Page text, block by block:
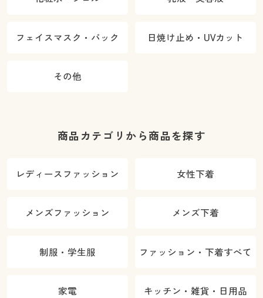
フェイスマスク・パック 日焼け止め・UVカット
その他
商品カテゴリから商品を探す
レディースファッション 女性下着
メンズファッション メンズ下着
制服・学生服 ファッション・下着すべて
家電 キッチン・雑貨・日用品